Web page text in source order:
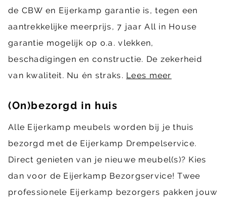
de CBW en Eijerkamp garantie is, tegen een
aantrekkelijke meerprijs, 7 jaar All in House
garantie mogelijk op o.a. vlekken,
beschadigingen en constructie. De zekerheid
van kwaliteit. Nu én straks. Lees meer
(On)bezorgd in huis
Alle Eijerkamp meubels worden bij je thuis
bezorgd met de Eijerkamp Drempelservice.
Direct genieten van je nieuwe meubel(s)? Kies
dan voor de Eijerkamp Bezorgservice! Twee
professionele Eijerkamp bezorgers pakken jouw